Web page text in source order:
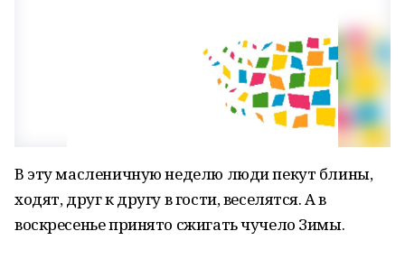
В эту масленичную неделю люди пекут блины,
ходят, друг к другу в гости, веселятся. А в
воскресенье принято сжигать чучело Зимы.